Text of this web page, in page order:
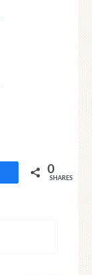
Share 0
SHARES